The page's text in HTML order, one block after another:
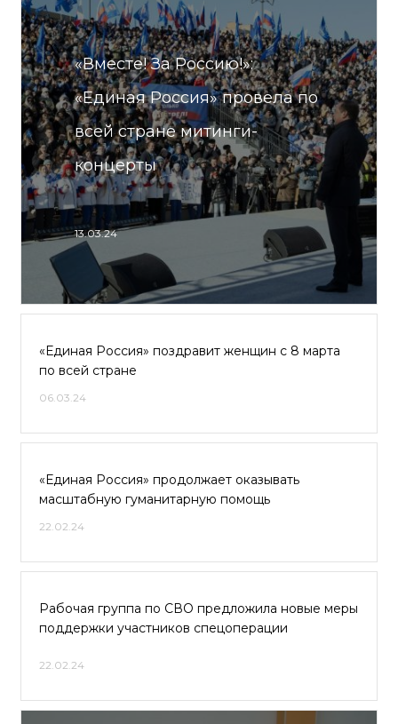
«Вместе! За Россию!»:
«Единая Россия» провела по
всей стране митинги-
концерты
13.03.24
«Единая Россия» поздравит женщин с 8 марта
по всей стране
06.03.24
«Единая Россия» продолжает оказывать
масштабную гуманитарную помощь
22.02.24
Рабочая группа по СВО предложила новые меры
поддержки участников спецоперации
22.02.24